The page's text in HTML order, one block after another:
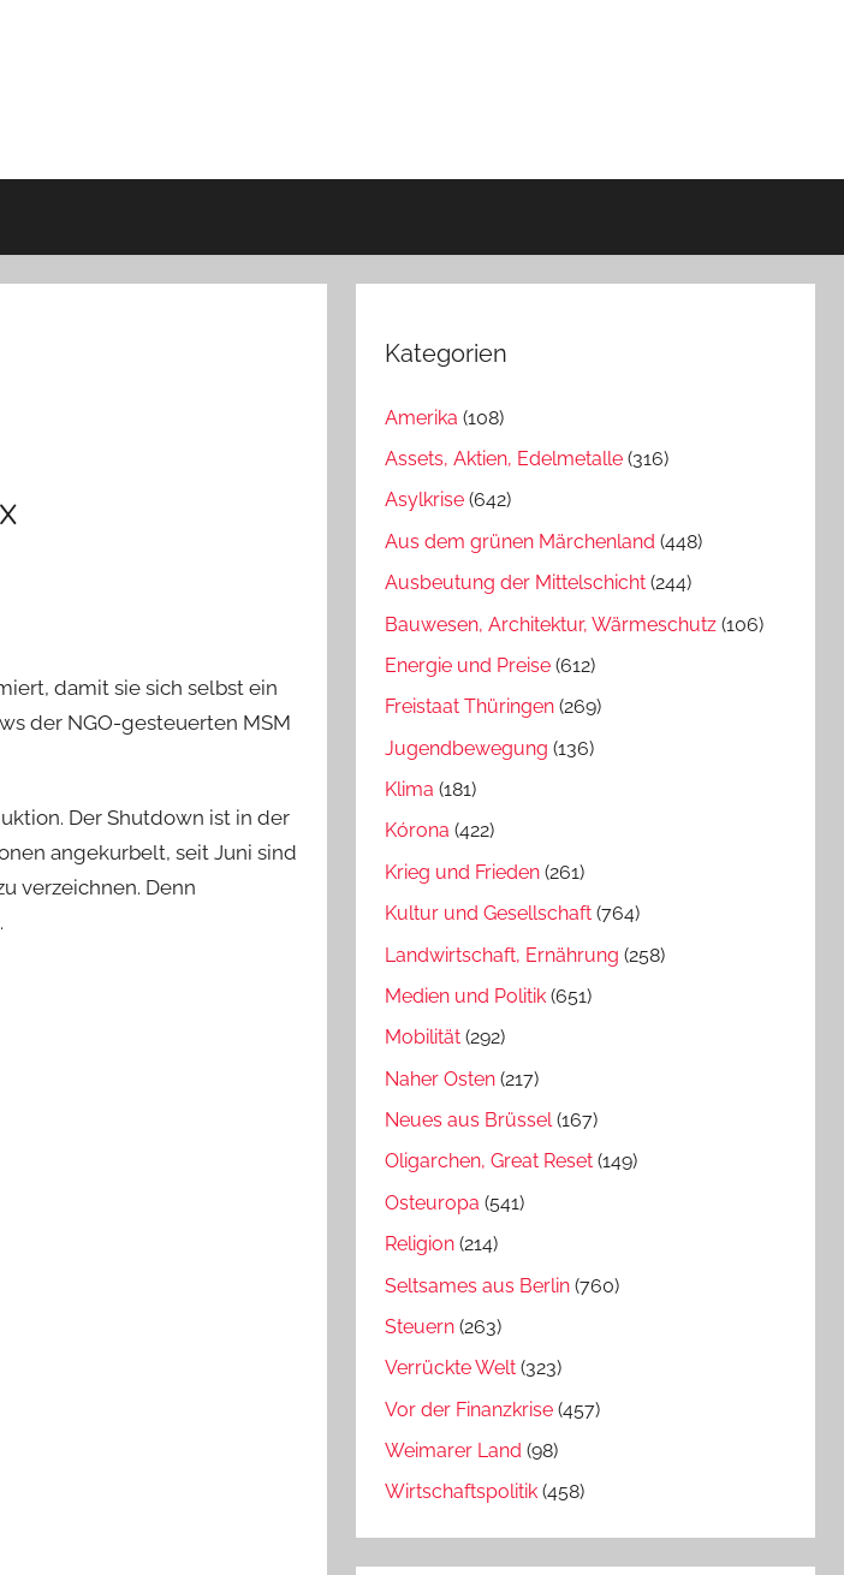
damit sie sich selbst ein
der NGO-gesteuerten MSM
Der Shutdown ist in der
angekurbelt, seit Juni sind
verzeichnen. Denn
Kategorien
Amerika (108)
Assets, Aktien, Edelmetalle (316)
Asylkrise (642)
Aus dem grünen Märchenland (448)
Ausbeutung der Mittelschicht (244)
Bauwesen, Architektur, Wärmeschutz (106)
Energie und Preise (612)
Freistaat Thüringen (269)
Jugendbewegung (136)
Klima (181)
Kórona (422)
Krieg und Frieden (261)
Kultur und Gesellschaft (764)
Landwirtschaft, Ernährung (258)
Medien und Politik (651)
Mobilität (292)
Naher Osten (217)
Neues aus Brüssel(167)
Oligarchen, Great Reset (149)
Osteuropa (541)
Religion (214)
Seltsames aus Berlin (760)
Steuern (263)
Verrückte Welt (323)
Vor der Finanzkrise (457)
Weimarer Land (98)
Wirtschaftspolitik (458)